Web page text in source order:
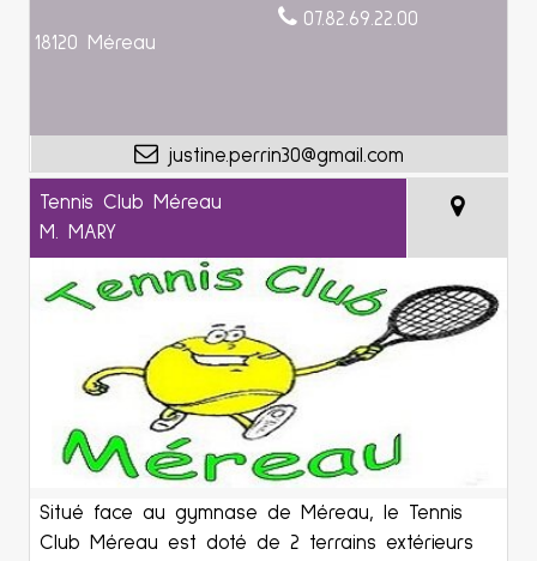
18120 Méreau
07.82.69.22.00
justine.perrin30@gmail.com
Tennis Club Méreau
M. MARY
Situé face au gymnase de Méreau, le Tennis
Club Méreau est doté de 2 terrains extérieurs